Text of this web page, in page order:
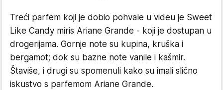
Treći parfem koji je dobio pohvale u videu je Sweet
Like Candy miris Ariane Grande - koji je dostupan u
drogerijama. Gornje note su kupina, kruška i
bergamot; dok su bazne note vanile i kašmir.
Štaviše, i drugi su spomenuli kako su imali slično
iskustvo s parfemom Ariane Grande.